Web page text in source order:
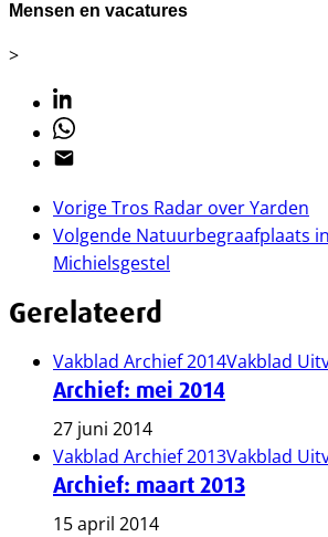
Mensen en vacatures
>
Linkedin
Whatsapp
Email
VorigeTros Radar over Yarden
Volgende Natuurbegraafplaats
Michielsgestel
Gerelateerd
Vakblad Archief 2014Vakblad
Archief: mei 2014
27 juni 2014
Vakblad Archief 2013Vakblad
Archief: maart 2013
15 april 2014